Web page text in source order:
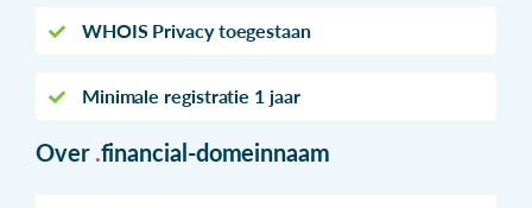
WHOIS Privacy toegestaan
Minimale registratie 1 jaar
Over .financial-domeinnaam